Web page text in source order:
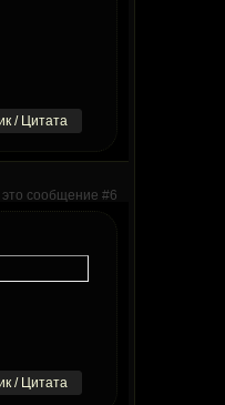
/ Цитата
/ Цитата